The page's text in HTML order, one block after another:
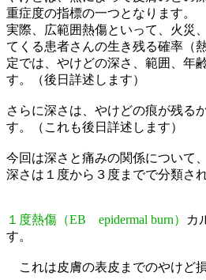
重症度の指標の一つとなります。
実際、広範囲熱傷といって、火災
てくる患者さんの生き残る確率（
定では、やけどの深さ、範囲、年
す。（後日詳述します）
さらに深さは、やけどの痕が残る
す。（これも後日詳述します）
今回は深さと痛みの関係について
深さは１度から３度までで分類され
１度熱傷（EB epidermal burn）
カ
す。
これは皮膚の表皮までのやけど